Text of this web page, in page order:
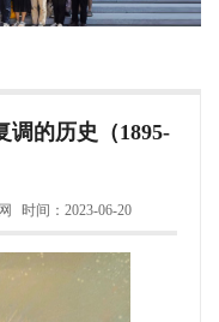
调的历史（1895-
时间：2023-06-20